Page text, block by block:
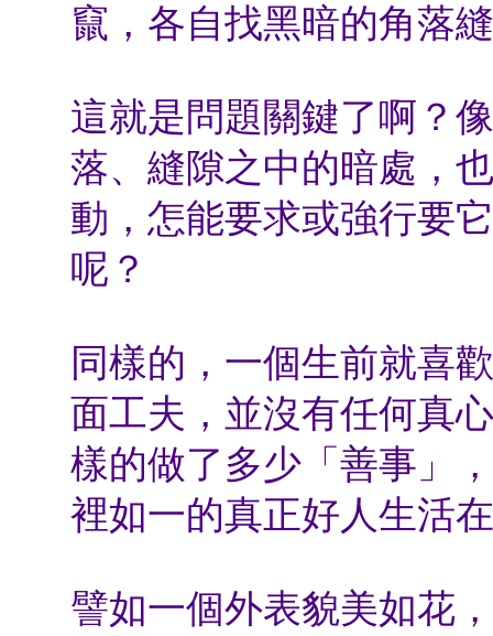
竄，各自找黑暗的角落
這就是問題關鍵了啊？
落、縫隙之中的暗處，
動，怎能要求或強行要
呢？
同樣的，一個生前就喜
面工夫，並沒有任何真
樣的做了多少「善事」
裡如一的真正好人生活
譬如一個外表貌美如花